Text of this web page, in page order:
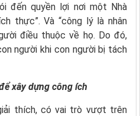
đến quyền lợi nơi một Nhà
thực”. Và “công lý là nhân
điều thuộc về họ. Do đó,
người khi con người bị tách
xây dựng công ích
thích, có vai trò vượt trên